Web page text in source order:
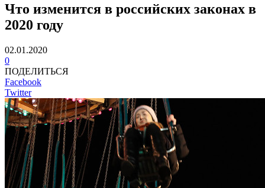
Что изменится в российских законах в
2020 году
02.01.2020
0
ПОДЕЛИТЬСЯ
Facebook
Twitter